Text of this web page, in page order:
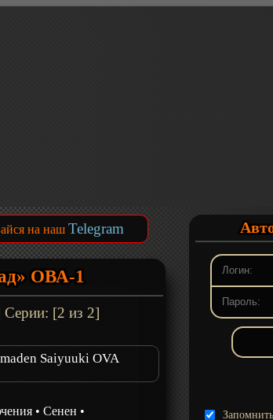
на наш Telegram
ОВА-1
Серии: [2 из 2]
Saiyuuki OVA
•Сенен •